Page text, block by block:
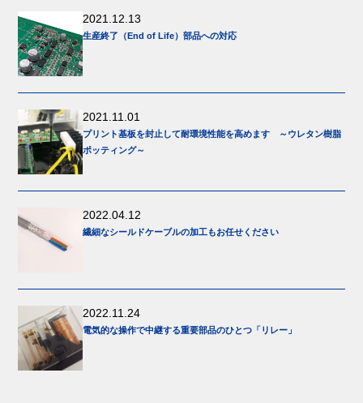
2021.12.13
生産終了（End of Life）部品への対応
2021.11.01
プリント基板を封止して耐環境性能を高めます ～ウレタン樹脂
ポッティング～
2022.04.12
繊細なシールドケーブルの加工もお任せください
2022.11.24
電気的な操作で中継する重要部品のひとつ「リレー」